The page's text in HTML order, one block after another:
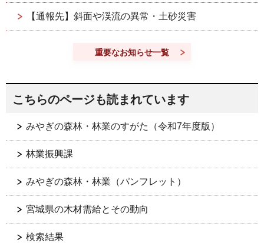
【通報先】斜面や渓流の異常・土砂災害
重要なお知らせ一覧
こちらのページも読まれています
みやぎの森林・林業のすがた（令和7年度版）
林業振興課
みやぎの森林・林業（パンフレット）
宮城県の木材需給とその動向
検索結果